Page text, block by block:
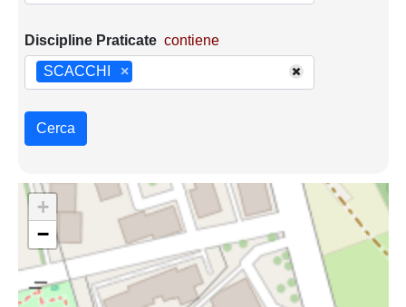
Discipline Praticate contiene
×
SCACCHI
Cerca
+
−